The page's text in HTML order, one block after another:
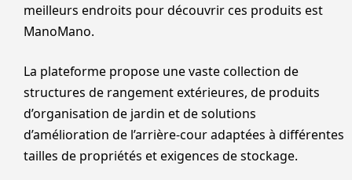
meilleurs endroits pour découvrir ces produits est
ManoMano.
La plateforme propose une vaste collection de
structures de rangement extérieures, de produits
d’organisation de jardin et de solutions
d’amélioration de l’arrière-cour adaptées à différentes
tailles de propriétés et exigences de stockage.